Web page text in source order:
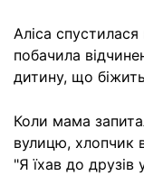
Аліса спустилася
побачила
дитину, що
Коли мама
вулицю, хлопчик
"Я їхав до друзів